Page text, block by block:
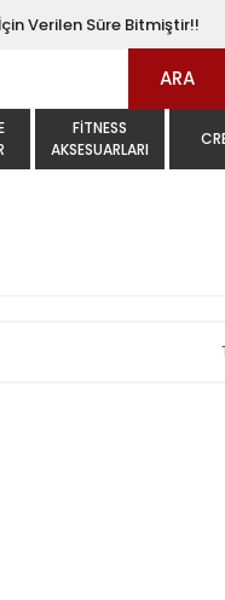
Verilen Süre Bitmiştir!!
ARA
FITNESS
AKSESUARLARI